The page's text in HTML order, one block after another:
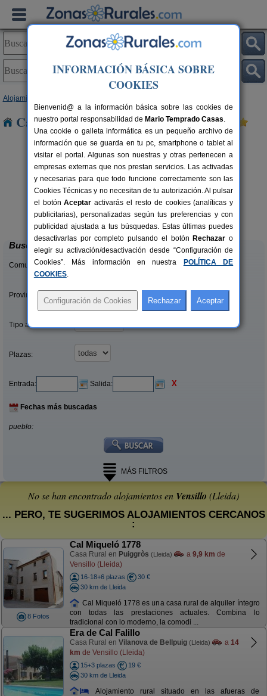
Alojamientos
Casas Rurales cerca de Vensillo
10-15+2 pers.
desde28 €
Casa Sisquet
Montcortes (Lleida)
Buscar
Comunidades:
Provincias/Islas:
Tipo alquiler:
Plazas:
Entrada: Salida: X
Fechas más buscadas
pueblo:
MÁS FILTROS
No se han encontrado alojamientos en Vensillo (Lleida)
... PERO, TE SUGERIMOS ALOJAMIENTOS CERCANOS
:
8 Fotos
Cal Miqueló 1778
Casa Rural en Puiggròs (Lleida) a 9,9 km de
Vensillo (Lleida)
16-18+6 plazas
30 €
30 km de Lleida
Cal Miqueló 1778 es una casa rural de alquiler íntegro
con todas las prestaciones actuales. Combina lo
tradicional con lo moderno, la comodi ...
Era de Cal Falillo
Casa Rural en Vilanova de Bellpuig (Lleida) a 14
km de Vensillo (Lleida)
15+3 plazas
19 €
30 km de Lleida
Alojamiento rural situado en las afueras de
INFORMACIÓN BÁSICA SOBRE
COOKIES
Bienvenid@ a la información básica sobre las cookies de
nuestro portal responsabilidad de Mario Temprado Casas.
Una cookie o galleta informática es un pequeño archivo de
información que se guarda en tu pc, smartphone o tablet al
visitar el portal. Algunas son nuestras y otras pertenecen a
empresas externas que nos prestan servicios. Las activadas
y necesarias para que todo funcione correctamente son las
Cookies Técnicas y no necesitan de tu autorización. Al pulsar
el botónAceptar activarás el resto de cookies (analíticas y
publicitarias), personalizadas según tus preferencias y con
publicidad ajustada a tus búsquedas. Estas últimas puedes
desactivarlas por completo pulsando el botón Rechazar o
elegir su activación/desactivación desde “Configuración de
Cookies”. Más información en nuestra
POLÍTICA DE
COOKIES.